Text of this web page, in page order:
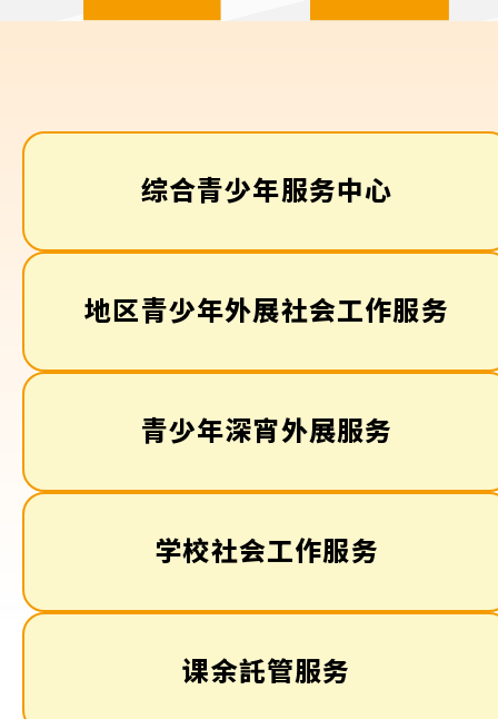
综合青少年服务中心
地区青少年外展社会工作服务
青少年深宵外展服务
学校社会工作服务
课余託管服务